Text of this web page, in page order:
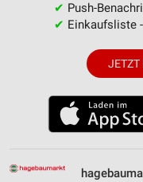
✔ Push-
✔ Einkaufsliste
JETZT